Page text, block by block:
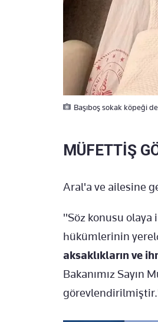
Başıboş sokak köpeği
MÜFETTİŞ
Aral'a ve ailesine
"Söz konusu olaya
hükümlerinin
aksaklıkların ve
Bakanımız